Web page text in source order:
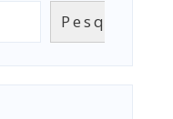
Pesquisar